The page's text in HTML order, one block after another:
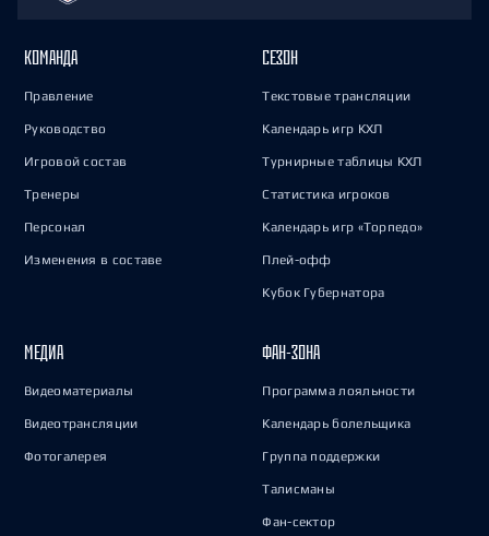
КОМАНДА
Правление
Руководство
Игровой состав
Тренеры
Персонал
Изменения в составе
СЕЗОН
Текстовые трансляции
Календарь игр КХЛ
Турнирные таблицы КХЛ
Статистика игроков
Календарь игр «Торпедо»
Плей-офф
Кубок Губернатора
МЕДИА
Видеоматериалы
Видеотрансляции
Фотогалерея
ФАН-ЗОНА
Программа лояльности
Календарь болельщика
Группа поддержки
Талисманы
Фан-сектор